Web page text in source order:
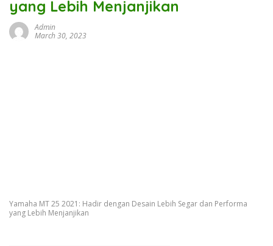
yang Lebih Menjanjikan
Admin
March 30, 2023
Yamaha MT 25 2021: Hadir dengan Desain Lebih Segar dan Performa
yang Lebih Menjanjikan